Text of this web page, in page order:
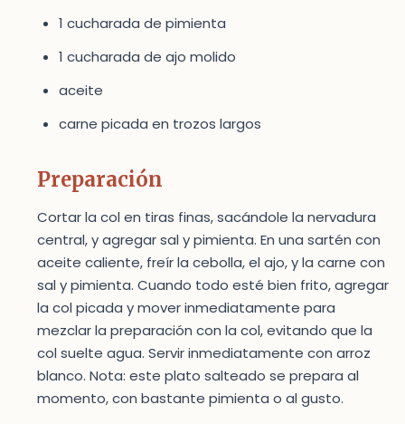
1 cucharada de pimienta
1 cucharada de ajo molido
aceite
carne picada en trozos largos
Preparación
Cortar la col en tiras finas, sacándole la nervadura
central, y agregar sal y pimienta. En una sartén con
aceite caliente, freír la cebolla, el ajo, y la carne con
sal y pimienta. Cuando todo esté bien frito, agregar
la col picada y mover inmediatamente para
mezclar la preparación con la col, evitando que la
col suelte agua. Servir inmediatamente con arroz
blanco. Nota: este plato salteado se prepara al
momento, con bastante pimienta o al gusto.